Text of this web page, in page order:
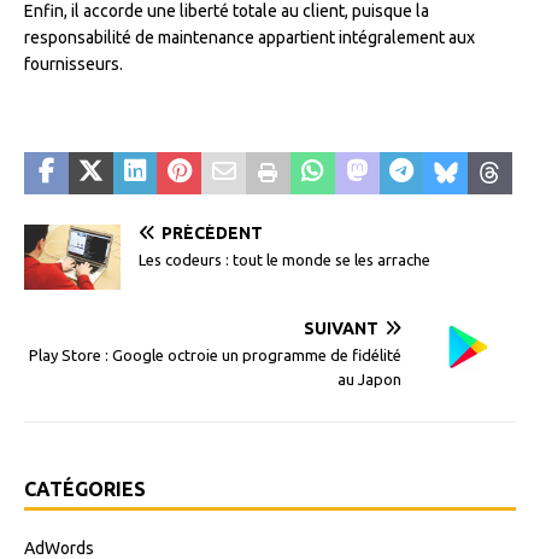
Enfin, il accorde une liberté totale au client, puisque la
responsabilité de maintenance appartient intégralement aux
fournisseurs.
PRÉCÉDENT
Les codeurs : tout le monde se les arrache
SUIVANT
Play Store : Google octroie un programme de fidélité
au Japon
CATÉGORIES
AdWords